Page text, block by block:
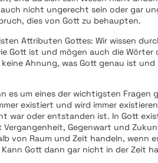
nicht ungerecht sein oder gar
dies von Gott zu behaupten.
Attributen Gottes: Wir wissen
Gott ist und mögen auch die Wörter
Ahnung, was Gott genau ist und
es um eines der wichtigsten Fragen
existiert und wird immer
war oder entstanden ist. In Gott
Vergangenheit, Gegenwart und
von Raum und Zeit handeln, wenn
Gott dann gar nicht in der Zeit